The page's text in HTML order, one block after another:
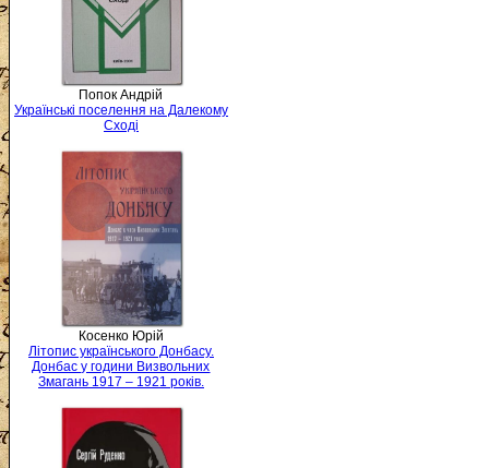
Попок Андрій
Українські поселення на Далекому
Сході
Косенко Юрій
Літопис українського Донбасу.
Донбас у години Визвольних
Змагань 1917 – 1921 років.